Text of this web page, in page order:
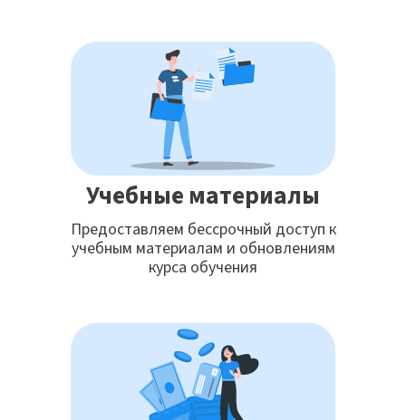
Учебные материалы
Предоставляем бессрочный доступ к
учебным материалам и обновлениям
курса обучения